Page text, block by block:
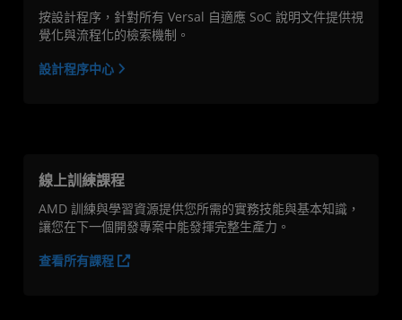
按設計程序，針對所有 Versal 自適應 SoC 說明文件提供視
覺化與流程化的檢索機制。
設計程序中心
線上訓練課程
AMD 訓練與學習資源提供您所需的實務技能與基本知識，
讓您在下一個開發專案中能發揮完整生產力。
查看所有課程